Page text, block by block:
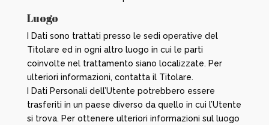
Luogo
I Dati sono trattati presso le sedi operative del
Titolare ed in ogni altro luogo in cui le parti
coinvolte nel trattamento siano localizzate. Per
ulteriori informazioni, contatta il Titolare.
I Dati Personali dell’Utente potrebbero essere
trasferiti in un paese diverso da quello in cui l’Utente
si trova. Per ottenere ulteriori informazioni sul luogo